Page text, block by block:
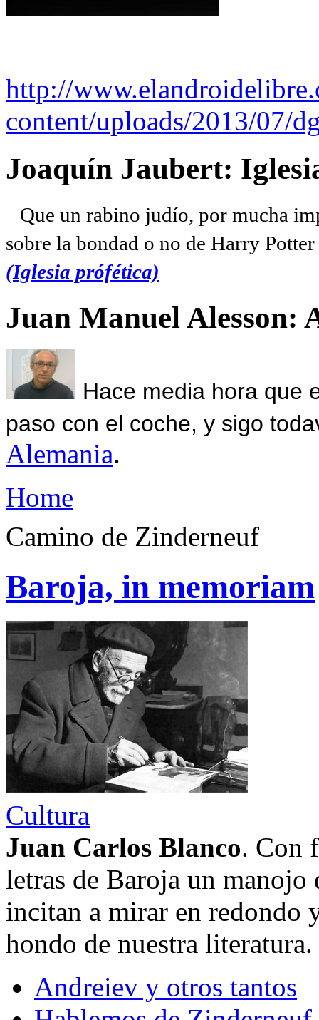
http://
content/uploads/2013/07/
Joaquín Jaubert:
Que un rabino judío, por mucha
sobre la bondad o no de Harry
(Iglesia prófética)
Juan Manuel Alesson:
Hace media hora que
paso con el coche, y sigo
Alemania.
Home
Camino de Zinderneuf
Baroja, in memoriam
Cultura
Juan Carlos Blanco. Con
letras de Baroja un manojo
incitan a mirar en redondo
hondo de nuestra
Andreiev y otros tantos